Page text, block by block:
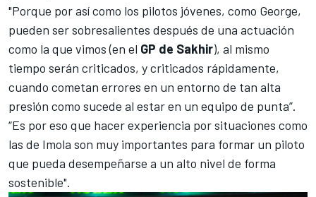
"Porque por así como los pilotos jóvenes, como George,
pueden ser sobresalientes después de una actuación
como la que vimos (en el GP de Sakhir), al mismo
tiempo serán criticados, y criticados rápidamente,
cuando cometan errores en un entorno de tan alta
presión como sucede al estar en un equipo de punta”.
“Es por eso que hacer experiencia por situaciones como
las de Imola son muy importantes para formar un piloto
que pueda desempeñarse a un alto nivel de forma
sostenible".